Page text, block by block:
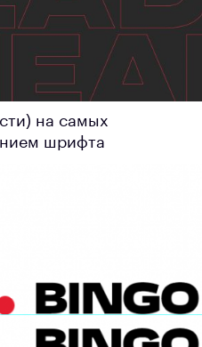
на самых
шрифта